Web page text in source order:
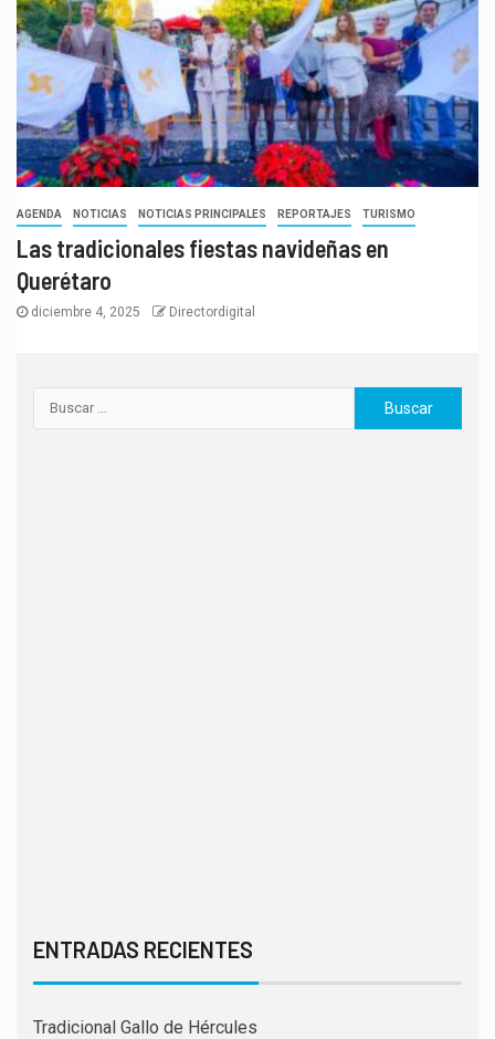
AGENDA NOTICIAS NOTICIAS PRINCIPALES REPORTAJES TURISMO
Las tradicionales fiestas navideñas en
Querétaro
diciembre 4, 2025 Directordigital
ENTRADAS RECIENTES
Tradicional Gallo de Hércules